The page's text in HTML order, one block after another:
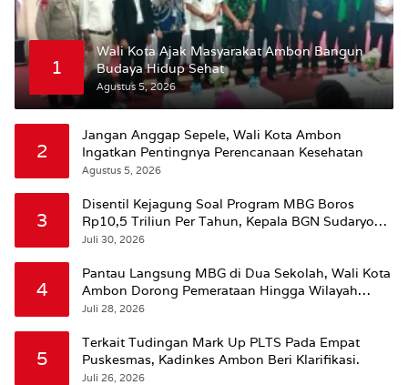
1
Wali Kota Ajak Masyarakat Ambon Bangun
Budaya Hidup Sehat
Agustus 5, 2026
2
Jangan Anggap Sepele, Wali Kota Ambon
Ingatkan Pentingnya Perencanaan Kesehatan
Agustus 5, 2026
3
Disentil Kejagung Soal Program MBG Boros
Rp10,5 Triliun Per Tahun, Kepala BGN Sudaryono
Beri Penjelasan
Juli 30, 2026
4
Pantau Langsung MBG di Dua Sekolah, Wali Kota
Ambon Dorong Pemerataan Hingga Wilayah
Leitimur Selatan
Juli 28, 2026
5
Terkait Tudingan Mark Up PLTS Pada Empat
Puskesmas, Kadinkes Ambon Beri Klarifikasi.
Juli 26, 2026